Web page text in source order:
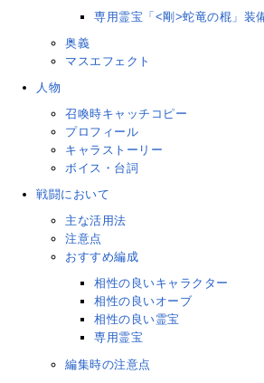
専用霊宝「<剛>蛇竜の棍」装
奥義
マスエフェクト
人物
召喚時キャッチコピー
プロフィール
キャラストーリー
ボイス・台詞
戦闘において
主な活用法
注意点
おすすめ編成
相性の良いキャラクター
相性の良いオーブ
相性の良い霊宝
専用霊宝
編集時の注意点